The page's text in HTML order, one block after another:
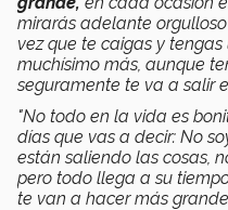
mirarás adelante
vez que te caigas y
muchísimo más, aunque
seguramente te va a salir
"No todo en la vida es
días que vas a decir: No
están saliendo las cosas,
pero todo llega a su
te van a hacer más